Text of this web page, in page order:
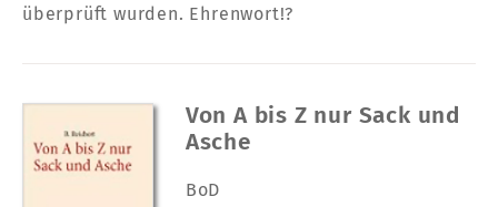
überprüft wurden. Ehrenwort!?
Von A bis Z nur Sack und
Asche
BoD